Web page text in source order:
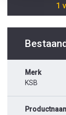
1
Merk
KSB